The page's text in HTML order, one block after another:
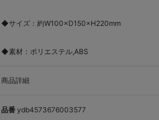
◆サイズ：約W100×D150×H220mm
◆素材：ポリエステル,ABS
商品詳細
品番 ydb4573676003577